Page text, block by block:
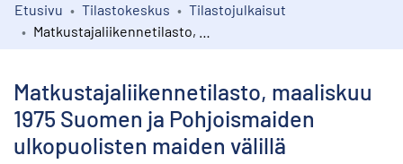
Kokoelmat
Etusivu Tilastokeskus
Tilastojulkaisut
Matkustajaliikennetilasto, maaliskuu
1975 Suomen ja Pohjoismaiden
ulkopuolisten maiden välillä